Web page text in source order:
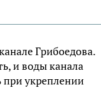
Грибоедова.
и воды канала
при укреплении